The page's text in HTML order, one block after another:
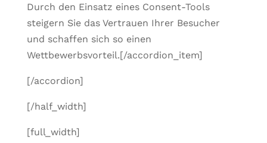
Durch den Einsatz eines Consent-Tools
steigern Sie das Vertrauen Ihrer Besucher
und schaffen sich so einen
Wettbewerbsvorteil.[/accordion_item]
[/accordion]
[/half_width]
[full_width]